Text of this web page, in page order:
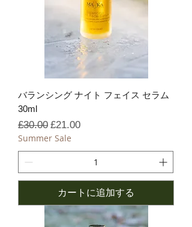
バランシング ナイト フェイス セラム
30ml
通常価格
£30.00 セール価格
£21.00
Summer Sale
カートに追加する